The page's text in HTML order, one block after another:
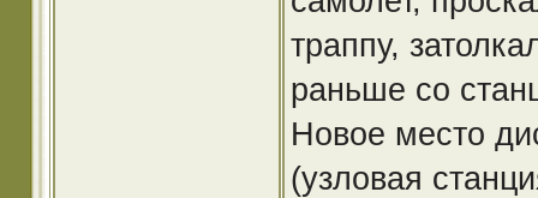
траппу,
раньше со
Новое место
(узловая